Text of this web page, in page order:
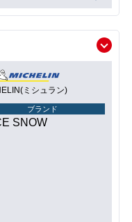
ミシュラン)
ブランド
SNOW